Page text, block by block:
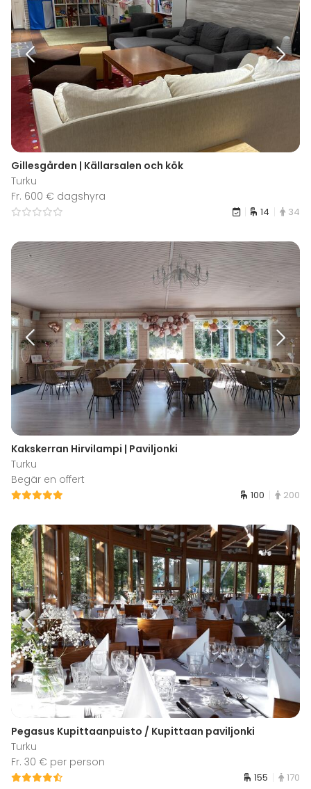
Gillesgården | Källarsalen och kök
Turku
Fr. 600 € dagshyra
14 34
Kakskerran Hirvilampi | Paviljonki
Turku
Begär en offert
100 200
Pegasus Kupittaanpuisto / Kupittaan paviljonki
Turku
Fr. 30 € per person
155 170